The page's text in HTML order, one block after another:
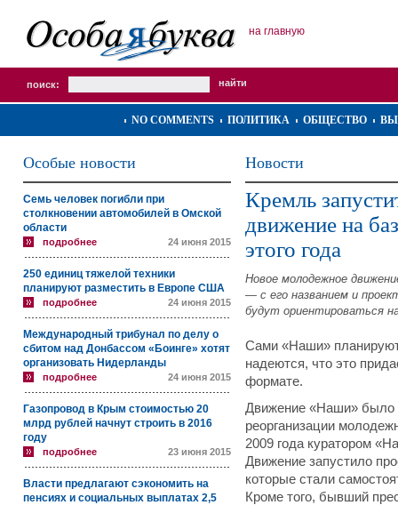
на главную
поиск:
NO COMMENTS ПОЛИТИКА ОБЩЕСТВО
Особые новости
Семь человек погибли при
столкновении автомобилей в Омской
области
подробнее 24 июня 2015
250 единиц тяжелой техники
планируют разместить в Европе США
подробнее 24 июня 2015
Международный трибунал по делу о
сбитом над Донбассом «Боинге» хотят
организовать Нидерланды
подробнее 24 июня 2015
Газопровод в Крым стоимостью 20
млрд рублей начнут строить в 2016
году
подробнее 23 июня 2015
Власти предлагают сэкономить на
пенсиях и социальных выплатах 2,5
Новости
Кремль
движение на
этого года
Новое молодежное
— с его названием и
будут ориентироваться
Сами «Наши» планируют
надеются, что это
формате.
Движение «Наши» было
реорганизации
2009 года куратором
Движение запустило
которые стали
Кроме того, бывший